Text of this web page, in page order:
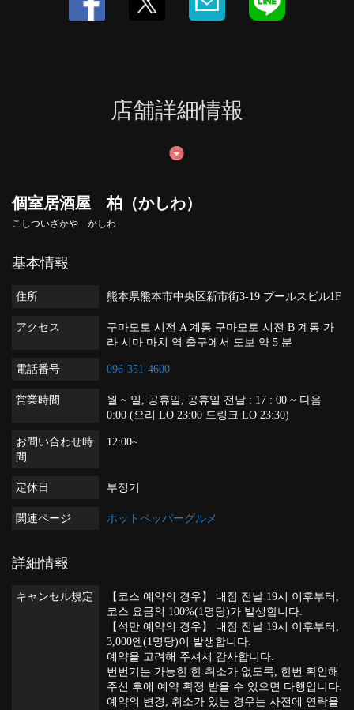
店舗詳細情報
個室居酒屋 柏（かしわ）
こしついざかや かしわ
基本情報
住所 熊本県熊本市中央区新市街3-19 プールスビル1F
アクセス
구마모토 시전 A 계통 구마모토 시전 B 계통 가
라 시마 마치 역 출구에서 도보 약 5 분
電話番号 096-351-4600
営業時間
월 ~ 일, 공휴일, 공휴일 전날 : 17 : 00 ~ 다음
0:00 (요리 LO 23:00 드링크 LO 23:30)
お問い合わせ時
間
12:00~
定休日 부정기
関連ページ ホットペッパーグルメ
詳細情報
キャンセル規定
【코스 예약의 경우】 내점 전날 19시 이후부터,
코스 요금의 100%(1명당)가 발생합니다.
【석만 예약의 경우】 내점 전날 19시 이후부터,
3,000엔(1명당)이 발생합니다.
예약을 고려해 주셔서 감사합니다.
번번기는 가능한 한 취소가 없도록, 한번 확인해
주신 후에 예약 확정 받을 수 있으면 다행입니다.
예약의 변경, 취소가 있는 경우는 사전에 연락을